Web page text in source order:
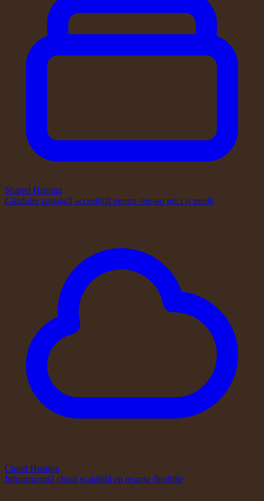
Shared Hosting
Găzduire partajată accesibilă pentru site-uri mici și medii
Cloud Hosting
Infrastructură cloud scalabilă cu resurse flexibile